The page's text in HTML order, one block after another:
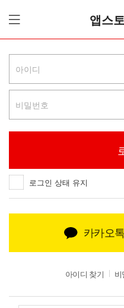
앱스
로그인 상태 유지
카카오
아이디 찾기